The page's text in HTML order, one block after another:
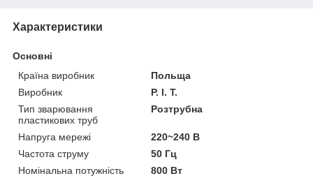
Характеристики
Основні
Країна виробник
Польща
Виробник
P. I. T.
Тип зварювання
пластикових труб
Розтрубна
Напруга мережі
220~240 В
Частота струму
50 Гц
Номінальна потужність
800 Вт